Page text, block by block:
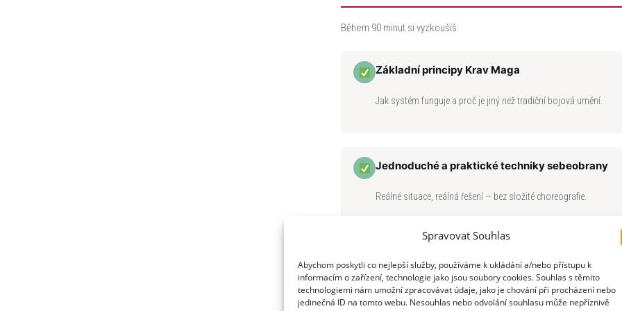
Spravovat Souhlas
Abychom poskytli co nejlepší služby, používáme k ukládání a/nebo přístupu k
informacím o zařízení, technologie jako jsou soubory cookies. Souhlas s těmito
technologiemi nám umožní zpracovávat údaje, jako je chování při procházení nebo
jedinečná ID na tomto webu. Nesouhlas nebo odvolání souhlasu může nepříznivě
Během 90 minut si vyzkoušíš:
Základní principy Krav Maga
Jak systém funguje a proč je jiný než tradiční bojová umění.
Jednoduché a praktické techniky sebeobrany
Reálné situace, reálná řešení — bez složité choreografie.
Práci pod mírným stresem a tlakem
Ukážeme ti, jak trénujeme a proč to dává smysl i v běžném